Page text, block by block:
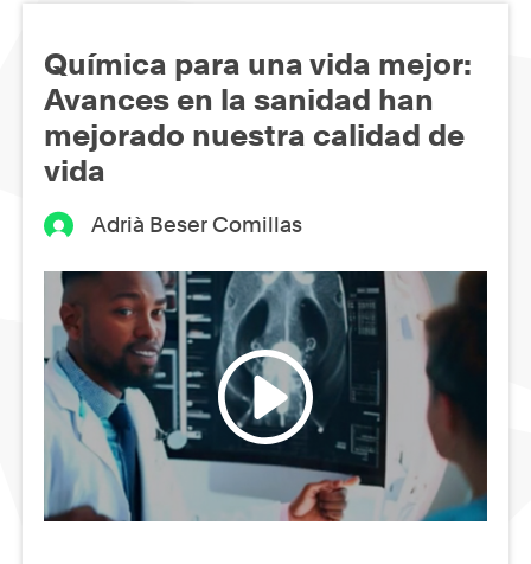
Química para una vida mejor:
Avances en la sanidad han
mejorado nuestra calidad de
vida
Adrià Beser Comillas